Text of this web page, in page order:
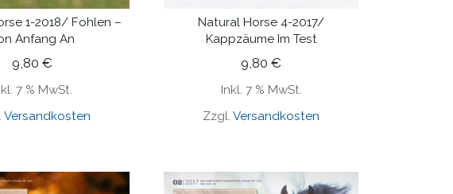
WARENKORB
1-2018/ Fohlen –
Anfang An
9,80 €
7 % MwSt.
Versandkosten
IN DEN WARENKORB
Natural Horse 4-2017/
Kappzäume Im Test
9,80 €
Inkl. 7 % MwSt.
Zzgl. Versandkosten